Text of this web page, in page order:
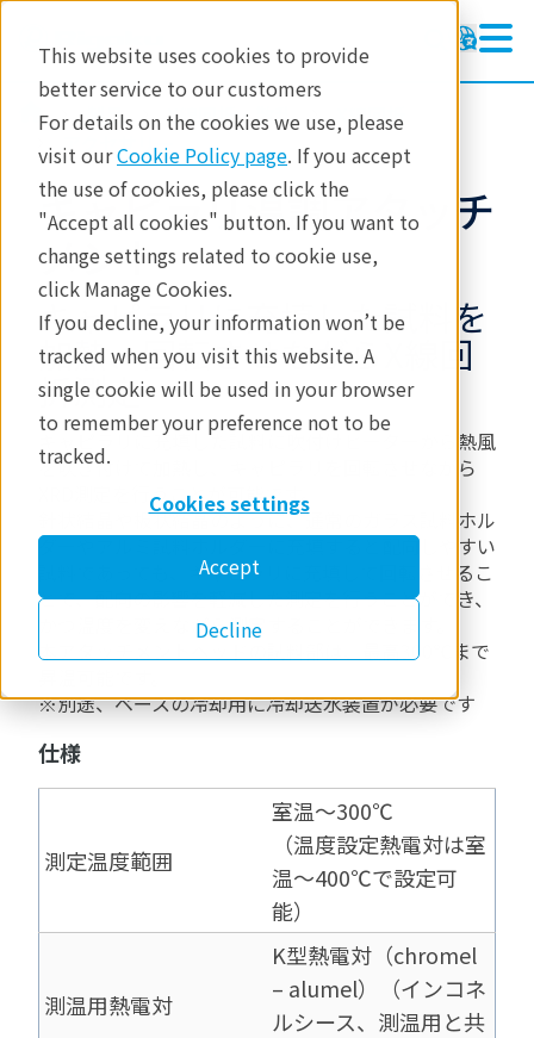
This website uses cookies to provide
better service to our customers
For details on the cookies we use, please
visit ourCookie Policy page. If you accept
the use of cookies, please click the
"Accept all cookies" button. If you want to
change settings related to cookie use,
click Manage Cookies.
If you decline, your information won’t be
tracked when you visit this website. A
single cookie will be used in your browser
to remember your preference not to be
tracked.
Cookies settings
Accept
Decline
製品 X線回折・散乱
X線回折
アクセサリー
キャピラリ温調アタッチ
メント
キャピラリに充填した試料を
加熱、回転させながらX線回
折測定
キャピラリに充填した試料に吹付けヒーターから熱風
を吹き付けて加熱し、キャピラリを回転させながら
XRD測定を行うことが可能です。
針状結晶や板状結晶のように、通常のガラス試料ホル
ダーやアルミ試料ホルダーに充填すると配向しやすい
試料であっても、キャピラリに充填して回転させるこ
とで、配向の影響を軽減した測定を行うことができ、
かつ温度を変えながら測定することができます。
本アタッチメントヘッドの試料部は、最高300℃まで
※別途、ベースの冷却用に冷却送水装置が必要です
仕様
測定温度範囲
室温～300℃
（温度設定熱電対は室
温～400℃で設定可
能）
測温用熱電対
K型熱電対（chromel
– alumel）（インコネ
ルシース、測温用と共